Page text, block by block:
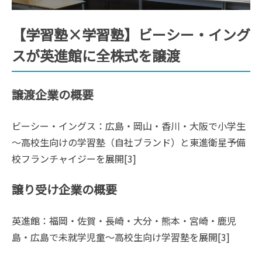
【学習塾×学習塾】ビーシー・イング
スが英進館に全株式を譲渡
譲渡企業の概要
ビーシー・イングス：広島・岡山・香川・大阪で小学生
～高校生向けの学習塾（自社ブランド）と東進衛星予備
校フランチャイジーを展開[3]
譲り受け企業の概要
英進館：福岡・佐賀・長崎・大分・熊本・宮崎・鹿児
島・広島で未就学児童～高校生向け学習塾を展開[3]